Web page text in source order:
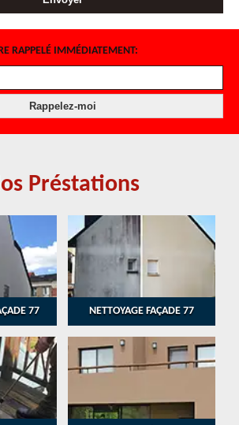
RAPPELÉ IMMÉDIATEMENT:
Préstations
77 NETTOYAGE FAÇADE 77